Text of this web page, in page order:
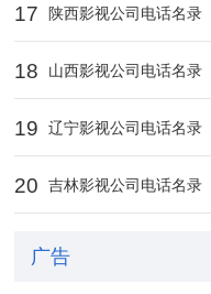
17 陕西影视公司电话名录
18 山西影视公司电话名录
19 辽宁影视公司电话名录
20 吉林影视公司电话名录
广告